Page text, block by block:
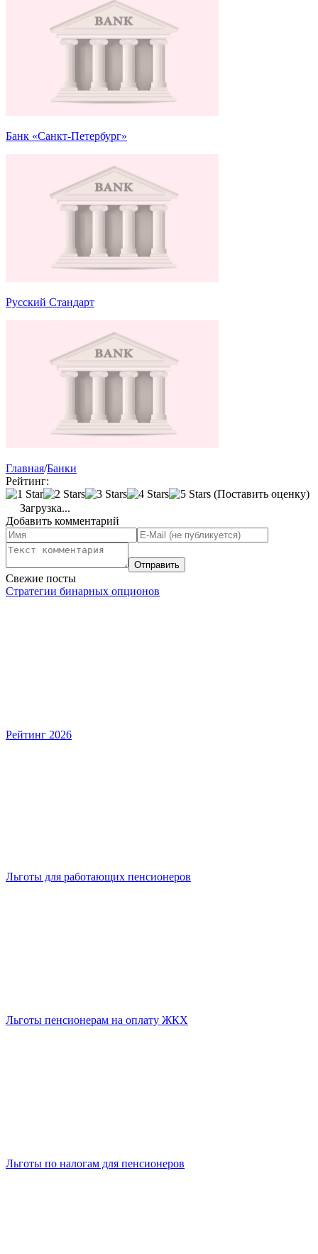
Банк «Санкт-Петербург»
Русский Стандарт
Главная/Банки
Рейтинг:
(Поставить оценку)
Загрузка...
Добавить комментарий
Свежие посты
Стратегии бинарных опционов
Рейтинг 2026
Льготы для работающих пенсионеров
Льготы пенсионерам на оплату ЖКХ
Льготы по налогам для пенсионеров